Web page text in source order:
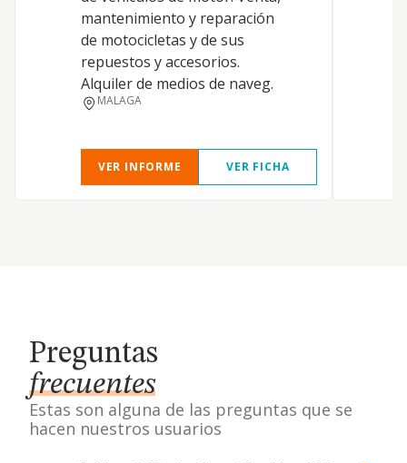
mantenimiento y reparación
de motocicletas y de sus
repuestos y accesorios.
Alquiler de medios de naveg.
MALAGA
VER INFORME VER FICHA
Preguntas
frecuentes
Estas son alguna de las preguntas que se
hacen nuestros usuarios